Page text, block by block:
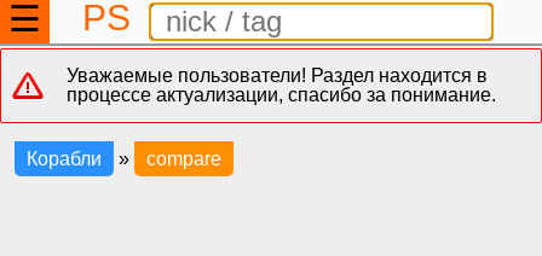
☰ PS
Уважаемые пользователи! Раздел находится в
процессе актуализации, спасибо за понимание.
Корабли » compare